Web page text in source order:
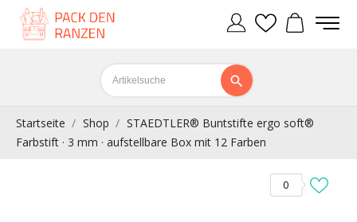
Startseite Shop
STAEDTLER® Buntstifte ergo soft®
Farbstift · 3 mm · aufstellbare Box mit 12 Farben
0